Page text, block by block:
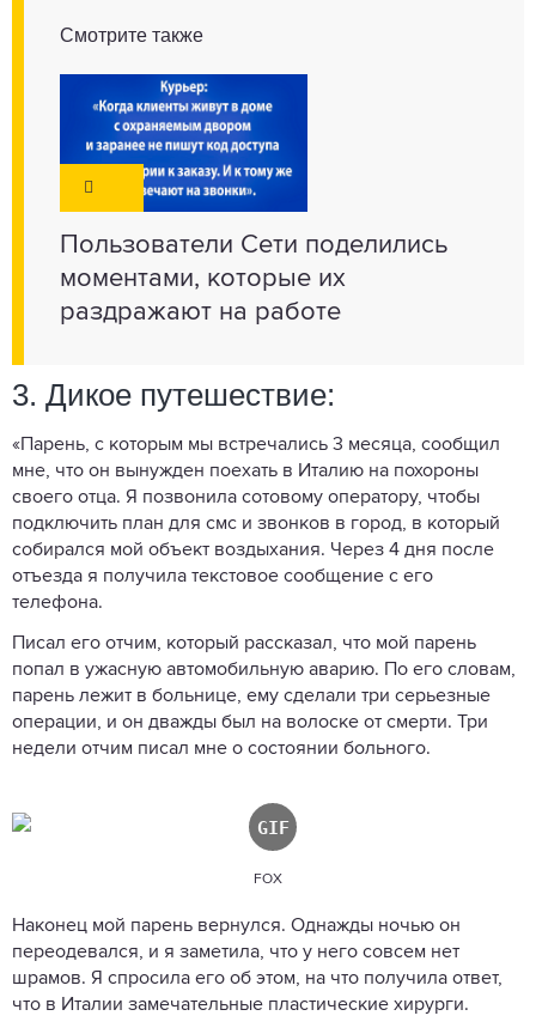
Смотрите также
Пользователи Сети поделились
моментами, которые их
раздражают на работе
3. Дикое путешествие:
«Парень, с которым мы встречались 3 месяца, сообщил
мне, что он вынужден поехать в Италию на похороны
своего отца. Я позвонила сотовому оператору, чтобы
подключить план для смс и звонков в город, в который
собирался мой объект воздыхания. Через 4 дня после
отъезда я получила текстовое сообщение с его
телефона.
Писал его отчим, который рассказал, что мой парень
попал в ужасную автомобильную аварию. По его словам,
парень лежит в больнице, ему сделали три серьезные
операции, и он дважды был на волоске от смерти. Три
недели отчим писал мне о состоянии больного.
FOX
Наконец мой парень вернулся. Однажды ночью он
переодевался, и я заметила, что у него совсем нет
шрамов. Я спросила его об этом, на что получила ответ,
что в Италии замечательные пластические хирурги.